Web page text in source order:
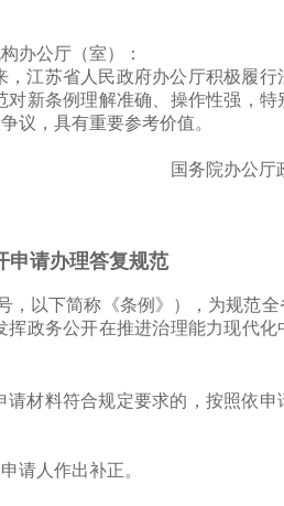
办公厅（室）：
江苏省人民政府办公厅积极履
新条例理解准确、操作性强，特
议，具有重要参考价值。
国务院办公
申请办理答复规范
以下简称《条例》），为规范
政务公开在推进治理能力现代
材料符合规定要求的，按照依
请人作出补正。